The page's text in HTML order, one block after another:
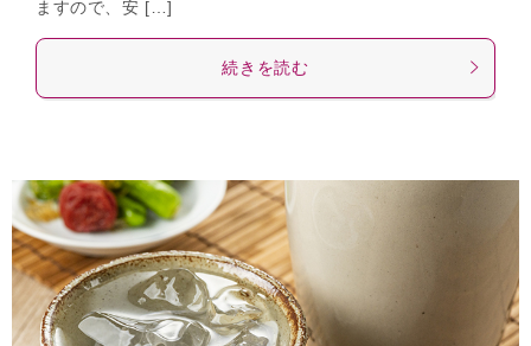
ますので、安 […]
続きを読む